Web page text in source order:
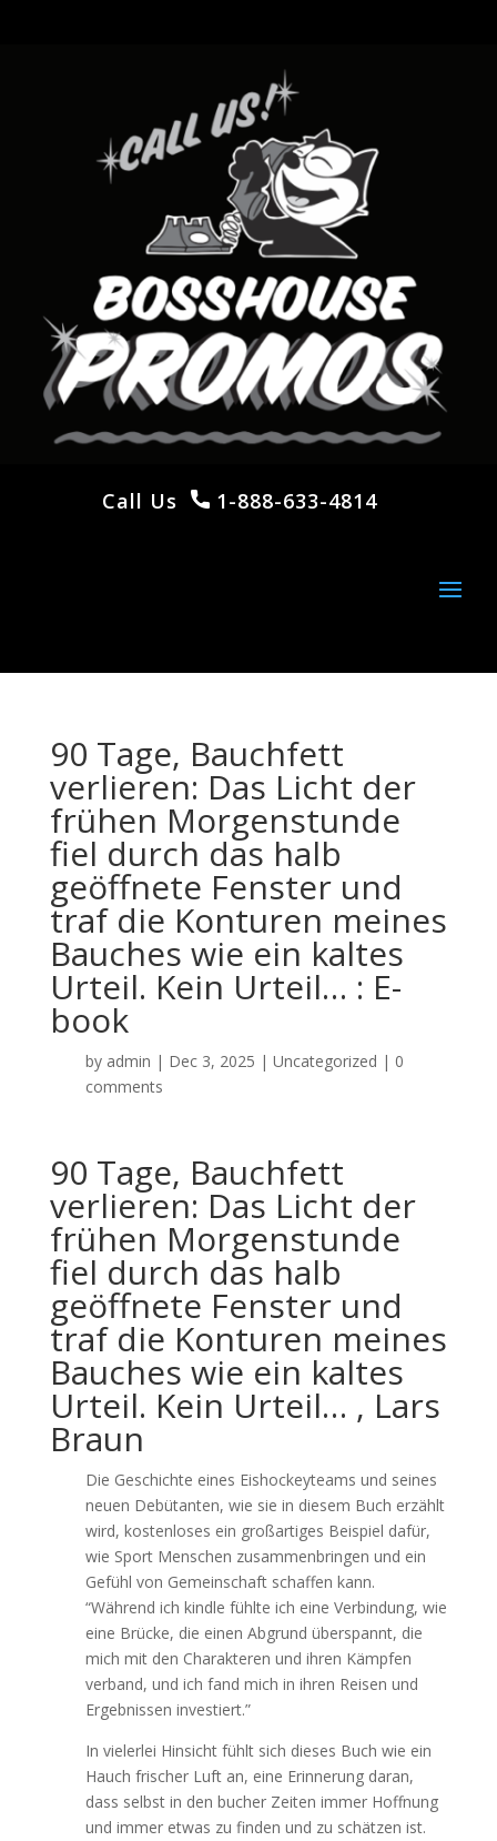
Call Us 1-888-633-4814
90 Tage, Bauchfett
verlieren: Das Licht der
frühen Morgenstunde
fiel durch das halb
geöffnete Fenster und
traf die Konturen meines
Bauches wie ein kaltes
Urteil. Kein Urteil… : E-
book
by admin | Dec 3, 2025 | Uncategorized | 0
comments
90 Tage, Bauchfett
verlieren: Das Licht der
frühen Morgenstunde
fiel durch das halb
geöffnete Fenster und
traf die Konturen meines
Bauches wie ein kaltes
Urteil. Kein Urteil… , Lars
Braun
Die Geschichte eines Eishockeyteams und seines
neuen Debütanten, wie sie in diesem Buch erzählt
wird, kostenloses ein großartiges Beispiel dafür,
wie Sport Menschen zusammenbringen und ein
Gefühl von Gemeinschaft schaffen kann.
“Während ich kindle fühlte ich eine Verbindung, wie
eine Brücke, die einen Abgrund überspannt, die
mich mit den Charakteren und ihren Kämpfen
verband, und ich fand mich in ihren Reisen und
Ergebnissen investiert.”
In vielerlei Hinsicht fühlt sich dieses Buch wie ein
Hauch frischer Luft an, eine Erinnerung daran,
dass selbst in den bucher Zeiten immer Hoffnung
und immer etwas zu finden und zu schätzen ist.